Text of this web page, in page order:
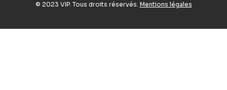
© 2023 VIP. Tous droits réservés. Mentions légales